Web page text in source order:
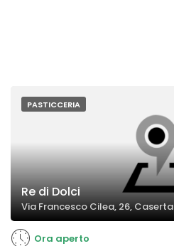
PASTICCERIA
Re di Dolci
Via Francesco Cilea, 26, Caserta
Ora aperto